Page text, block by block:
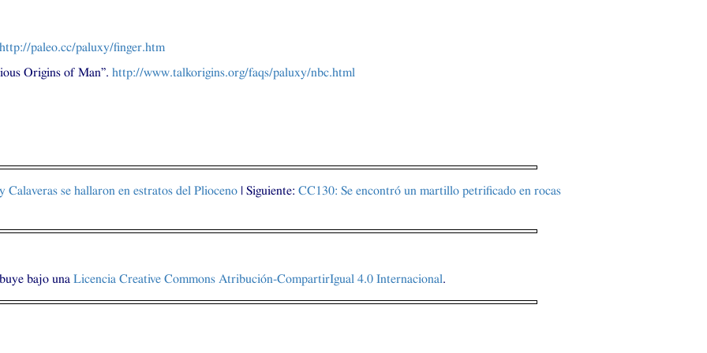
http://paleo.cc/paluxy/finger.htm
Origins of Man”. http://www.talkorigins.org/faqs/paluxy/nbc.html
Calaveras se hallaron en estratos del Plioceno | Siguiente: CC130: Se encontró un martillo petrificado en rocas
bajo una Licencia Creative Commons Atribución-CompartirIgual 4.0 Internacional.